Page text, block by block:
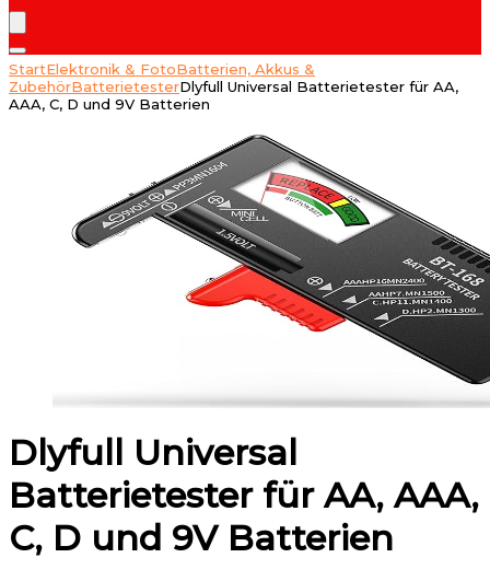
StartElektronik & FotoBatterien, Akkus &
ZubehörBatterietesterDlyfull Universal Batterietester für AA,
AAA, C, D und 9V Batterien
Dlyfull Universal
Batterietester für AA, AAA,
C, D und 9V Batterien